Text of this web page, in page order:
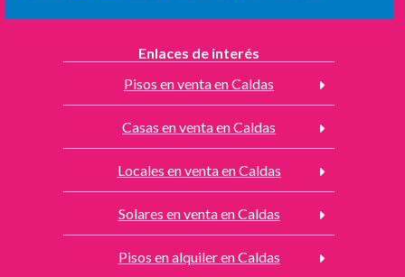
Enlaces de interés
Pisos en venta en Caldas
Casas en venta en Caldas
Locales en venta en Caldas
Solares en venta en Caldas
Pisos en alquiler en Caldas